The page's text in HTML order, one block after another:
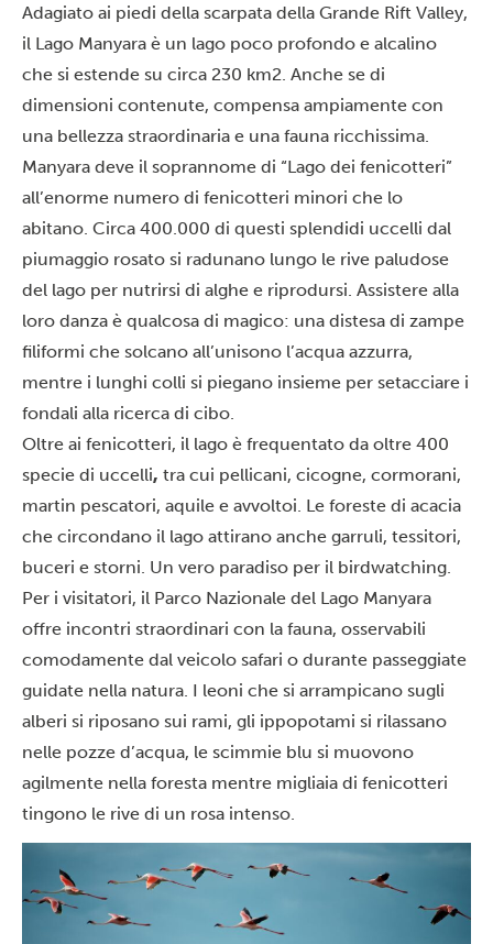
Adagiato ai piedi della scarpata della Grande Rift Valley,
il Lago Manyara è un lago poco profondo e alcalino
che si estende su circa 230 km2. Anche se di
dimensioni contenute, compensa ampiamente con
una bellezza straordinaria e una fauna ricchissima.
Manyara deve il soprannome di “Lago dei fenicotteri”
all’enorme numero di fenicotteri minori che lo
abitano. Circa 400.000 di questi splendidi uccelli dal
piumaggio rosato si radunano lungo le rive paludose
del lago per nutrirsi di alghe e riprodursi. Assistere alla
loro danza è qualcosa di magico: una distesa di zampe
filiformi che solcano all’unisono l’acqua azzurra,
mentre i lunghi colli si piegano insieme per setacciare i
fondali alla ricerca di cibo.
Oltre ai fenicotteri, il lago è frequentato da oltre 400
specie di uccelli, tra cui pellicani, cicogne, cormorani,
martin pescatori, aquile e avvoltoi. Le foreste di acacia
che circondano il lago attirano anche garruli, tessitori,
buceri e storni. Un vero paradiso per il birdwatching.
Per i visitatori, il Parco Nazionale del Lago Manyara
offre incontri straordinari con la fauna, osservabili
comodamente dal veicolo safari o durante passeggiate
guidate nella natura. I leoni che si arrampicano sugli
alberi si riposano sui rami, gli ippopotami si rilassano
nelle pozze d’acqua, le scimmie blu si muovono
agilmente nella foresta mentre migliaia di fenicotteri
tingono le rive di un rosa intenso.